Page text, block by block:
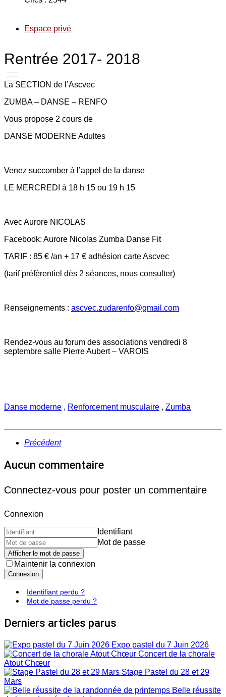
Espace privé
Rentrée 2017- 2018
La SECTION de l’Ascvec
ZUMBA – DANSE – RENFO
Vous propose 2 cours de
DANSE MODERNE Adultes
Venez succomber à l’appel de la danse
LE MERCREDI à 18 h 15 ou 19 h 15
Avec Aurore NICOLAS
Facebook: Aurore Nicolas Zumba Danse Fit
TARIF : 85 € /an + 17 € adhésion carte Ascvec
(tarif préférentiel dès 2 séances, nous consulter)
Renseignements : ascvec.zudarenfo@gmail.com
Rendez-vous au forum des associations vendredi 8
septembre salle Pierre Aubert – VAROIS
Danse moderne , Renforcement musculaire , Zumba
Précédent
Aucun commentaire
Connectez-vous pour poster un commentaire
Connexion
Identifiant
Mot de passe
Afficher le mot de passe
Maintenir la connexion
Connexion
Identifiant perdu ?
Mot de passe perdu ?
Derniers articles parus
Expo pastel du 7 Juin 2026
Concert de la chorale
Atout Chœur
Stage Pastel du 28 et 29
Mars
Belle réussite